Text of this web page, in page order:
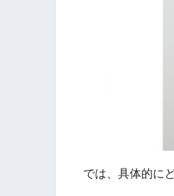
では、具体的に